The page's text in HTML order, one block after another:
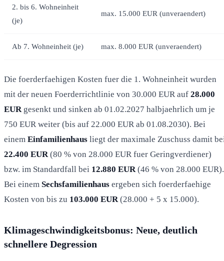
2. bis 6. Wohneinheit
(je)
max. 15.000 EUR (unveraendert)
Ab 7. Wohneinheit (je) max. 8.000 EUR (unveraendert)
Die foerderfaehigen Kosten fuer die 1. Wohneinheit wurden
mit der neuen Foerderrichtlinie von 30.000 EUR auf 28.000
EUR gesenkt und sinken ab 01.02.2027 halbjaehrlich um je
750 EUR weiter (bis auf 22.000 EUR ab 01.08.2030). Bei
einem Einfamilienhaus liegt der maximale Zuschuss damit
22.400 EUR (80 % von 28.000 EUR fuer Geringverdiener)
bzw. im Standardfall bei 12.880 EUR (46 % von 28.000 EUR).
Bei einem Sechsfamilienhaus ergeben sich foerderfaehige
Kosten von bis zu 103.000 EUR (28.000 + 5 x 15.000).
Klimageschwindigkeitsbonus: Neue, deutlich
schnellere Degression